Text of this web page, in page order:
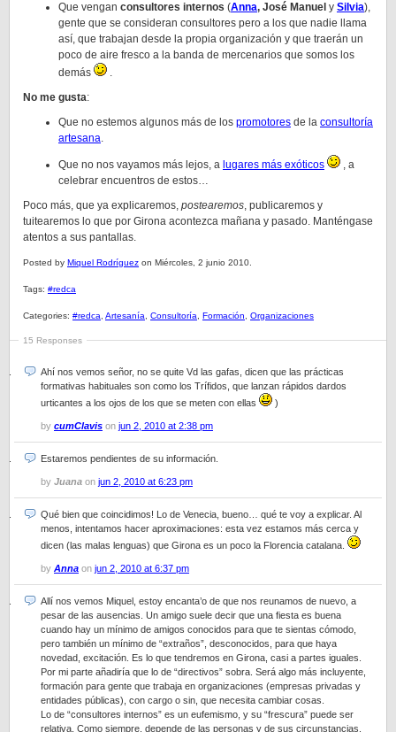
Que vengan consultores internos (Anna, José Manuel y Silvia),
gente que se consideran consultores pero a los que nadie llama
así, que trabajan desde la propia organización y que traerán un
poco de aire fresco a la banda de mercenarios que somos los
demás
.
No me gusta:
Que no estemos algunos más de los promotores de la consultoría
artesana.
Que no nos vayamos más lejos, a lugares más exóticos
, a
celebrar encuentros de estos…
Poco más, que ya explicaremos, postearemos, publicaremos y
tuitearemos lo que por Girona acontezca mañana y pasado. Manténgase
atentos a sus pantallas.
Posted by Miquel Rodríguez on Miércoles, 2 junio 2010.
Tags: #redca
Categories: #redca Artesanía Consultoría Formación Organizaciones
15 Responses
Ahí nos vemos señor, no se quite Vd las gafas, dicen que las prácticas
formativas habituales son como los Trífidos, que lanzan rápidos dardos
urticantes a los ojos de los que se meten con ellas
)
by cumClavis on jun 2, 2010 at 2:38 pm
Estaremos pendientes de su información.
by Juana on jun 2, 2010 at 6:23 pm
Qué bien que coincidimos! Lo de Venecia, bueno… qué te voy a explicar. Al
menos, intentamos hacer aproximaciones: esta vez estamos más cerca y
dicen (las malas lenguas) que Girona es un poco la Florencia catalana.
by Anna on jun 2, 2010 at 6:37 pm
Allí nos vemos Miquel, estoy encanta’o de que nos reunamos de nuevo, a
pesar de las ausencias. Un amigo suele decir que una fiesta es buena
cuando hay un mínimo de amigos conocidos para que te sientas cómodo,
pero también un mínimo de “extraños”, desconocidos, para que haya
novedad, excitación. Es lo que tendremos en Girona, casi a partes iguales.
Por mi parte añadiría que lo de “directivos” sobra. Será algo más incluyente,
formación para gente que trabaja en organizaciones (empresas privadas y
entidades públicas), con cargo o sin, que necesita cambiar cosas.
Lo de “consultores internos” es un eufemismo, y su “frescura” puede ser
relativa. Como siempre, depende de las personas y de sus circunstancias.